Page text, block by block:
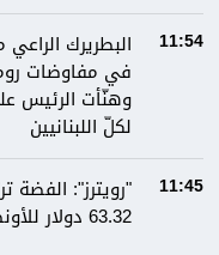
11:54
البطريرك
في مفاوضات
وهنّأت الرئيس
لكلّ اللبنانيين
11:45
63.32 دولار للأونصة.